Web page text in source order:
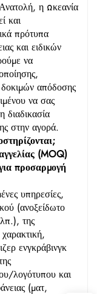
η Ωκεανία
και
πρότυπα
και ειδικών
να
απόδοσης
να σας
στην αγορά.
(MOQ)
προσαρμογή
υπηρεσίες,
(ανοξείδωτο
της
ενγκράβινγκ
λογότυπου και
(ματ,